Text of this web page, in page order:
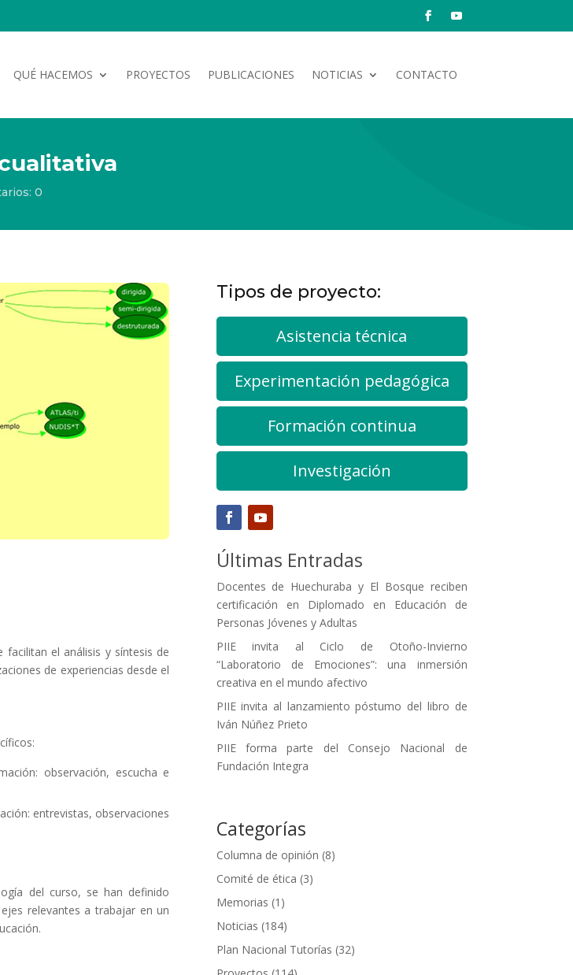
QUÉ HACEMOS PROYECTOS PUBLICACIONES NOTICIAS CONTACTO
0
el análisis y síntesis de
de experiencias desde el
observación, escucha e
entrevistas, observaciones
del curso, se han definido
relevantes a trabajar en un
Tipos de proyecto:
Asistencia técnica
Experimentación pedagógica
Formación continua
Investigación
Últimas Entradas
Docentes de Huechuraba y El Bosque reciben
certificación en Diplomado en Educación de
Personas Jóvenes y Adultas
PIIE invita al Ciclo de Otoño-Invierno
“Laboratorio de Emociones”: una inmersión
creativa en el mundo afectivo
PIIE invita al lanzamiento póstumo del libro de
Iván Núñez Prieto
PIIE forma parte del Consejo Nacional de
Fundación Integra
Categorías
Columna de opinión (8)
Comité de ética (3)
Memorias (1)
Noticias (184)
Plan Nacional Tutorías (32)